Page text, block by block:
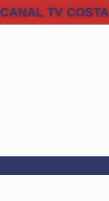
CANAL TV COSTA